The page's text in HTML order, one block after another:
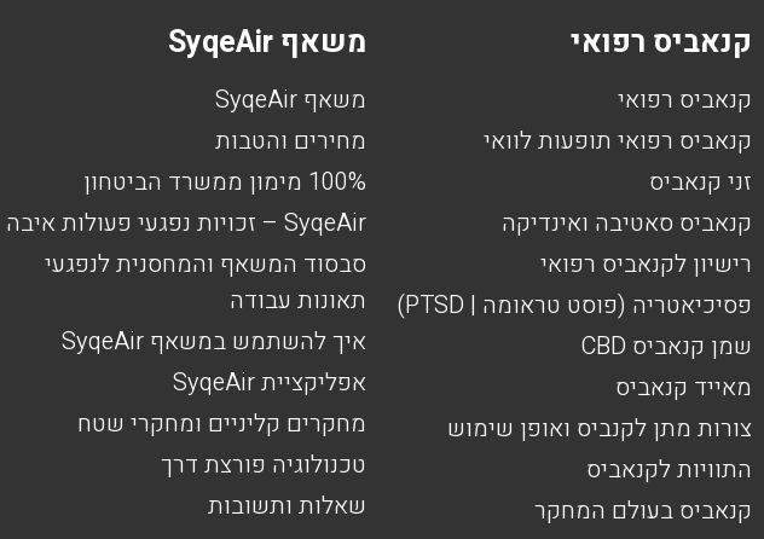
קנאביס רפואי
קנאביס רפואי
קנאביס רפואי תופעות לוואי
זני קנאביס
קנאביס סאטיבה ואינדיקה
רישיון לקנאביס רפואי
פסיכיאטריה (פוסט טראומה | PTSD)
שמן קנאביס CBD
מאייד קנאביס
צורות מתן לקנביס ואופן שימוש
התוויות לקנאביס
קנאביס בעולם המחקר
משאף SyqeAir
משאף SyqeAir
מחירים והטבות
100% מימון ממשרד הביטחון
SyqeAir – זכויות נפגעי פעולות איבה
סבסוד המשאף והמחסנית לנפגעי
תאונות עבודה
איך להשתמש במשאף SyqeAir
אפליקציית SyqeAir
מחקרים קליניים ומחקרי שטח
טכנולוגיה פורצת דרך
שאלות ותשובות